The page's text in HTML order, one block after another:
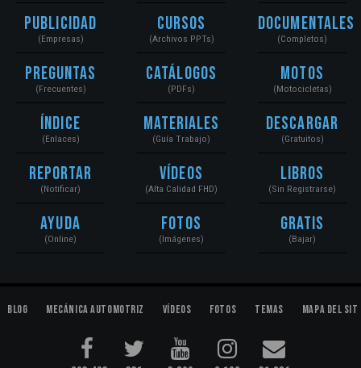
Publicidad
(Empresas)
Preguntas
(Frecuentes)
Índice
(Enlaces)
Reportar
(Notificar)
Ayuda
(Online)
Cursos
(Archivos PPTs)
Catálogos
(PDFs)
Materiales
(Guía Trabajo)
Vídeos
(Alta Calidad FHD)
Fotos
(Imágenes)
Documentales
(Completos)
Motos
(Motocicletas)
Descargar
(Gratuitos)
Libros
(Sin Registrarse)
Gratis
(Bajar)
Blog Mecánica Automotriz Vídeos Fotos Temas Mapa del